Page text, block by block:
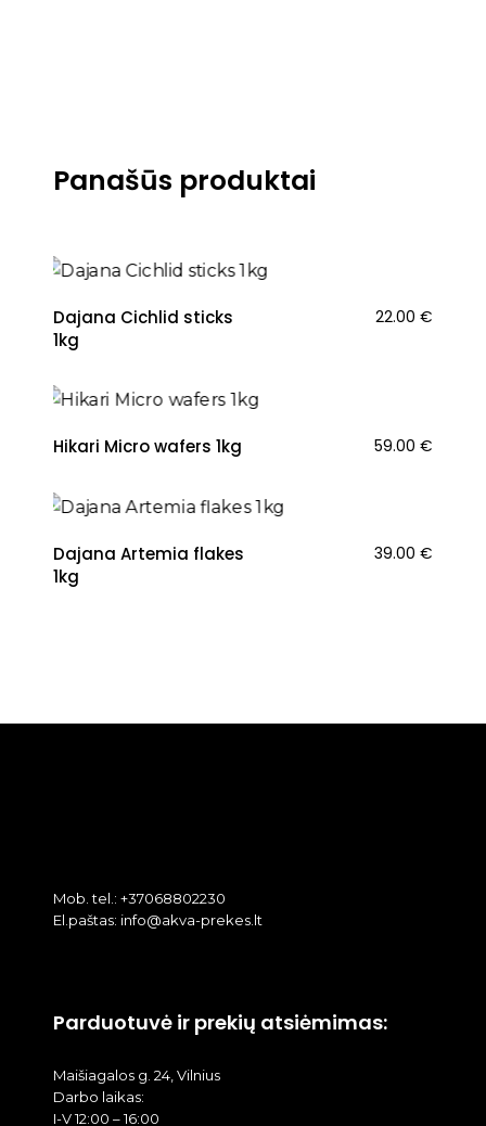
Panašūs produktai
Dajana Cichlid sticks
1kg
22.00 €
Hikari Micro wafers 1kg 59.00 €
Dajana Artemia flakes
1kg
39.00 €
Mob. tel.: +37068802230
El.paštas: info@akva-prekes.lt
Parduotuvė ir prekių atsiėmimas:
Maišiagalos g. 24, Vilnius
Darbo laikas:
I-V 12:00 – 16:00